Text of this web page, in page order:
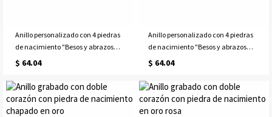
Anillo personalizado con 4 piedras
de nacimiento "Besos y abrazos
XoXo" chapado en oro
$ 64.04
Anillo personalizado con 4 piedras
de nacimiento "Besos y abrazos
XoXo" en oro rosa
$ 64.04